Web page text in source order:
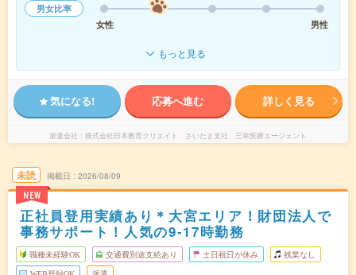
男女比率
女性
男性
もっと見る
気になる! 応募へ進む 詳しく見る
派遣会社 株式会社日本教育クリエイト さいたま支社 三幸医療エージェント
未読
NEW
掲載日 2026/08/09
正社員登用実績あり＊大宮エリア！財団法人で
事務サポート！人気の9-17時勤務
職種未経験OK 交通費別途支給あり 土日祝日が休み 残業なし